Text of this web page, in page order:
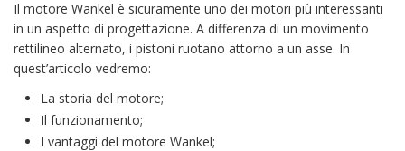
Il motore Wankel è sicuramente uno dei motori più interessanti
in un aspetto di progettazione. A differenza di un movimento
rettilineo alternato, i pistoni ruotano attorno a un asse. In
quest’articolo vedremo:
La storia del motore;
Il funzionamento;
I vantaggi del motore Wankel;